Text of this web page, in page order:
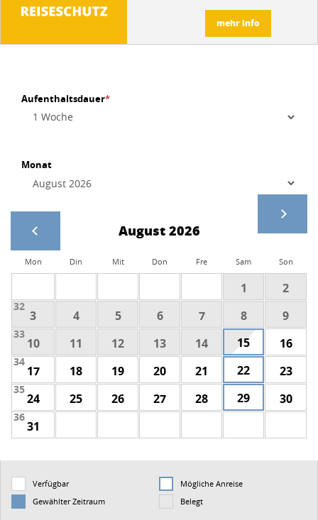
mehr info
Aufenthaltsdauer*
Monat
August 2026
Mon Din Mit Don Fre Sam Son
1 2
32
3 4 5 6 7 8 9
33
10 11 12 13 14 15 16
34
17 18 19 20 21 22 23
35
24 25 26 27 28 29 30
36
31
Verfügbar
Mögliche Anreise
Gewählter Zeitraum
Belegt